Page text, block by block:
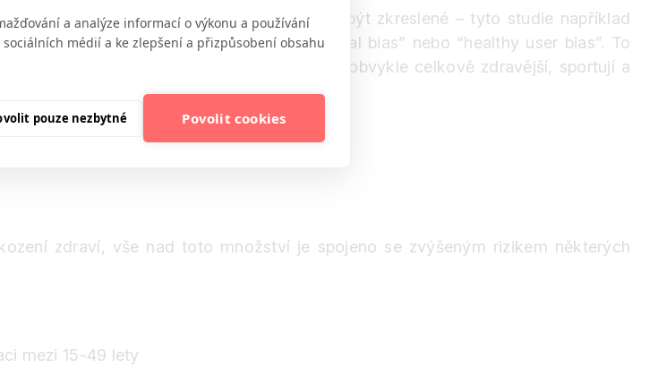
a analýze informací o výkonu a používání
médií a ke zlepšení a přizpůsobení obsahu
pouze nezbytné Povolit cookies
metodologie. Dřívější studie totiž mohou být zkreslené – tyto studie například
docházelo ke zkreslení efektem “survival bias” nebo “healthy user bias”. To
že lidé, kteří pijí alkohol střídmě, jsou obvykle celkově zdravější, sportují a
z 243 institucí.
zdraví, vše nad toto množství je spojeno se zvýšeným rizikem některých
mezi 15-49 lety